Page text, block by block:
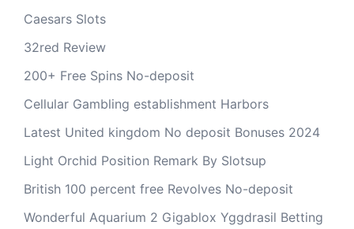
Caesars Slots
32red Review
200+ Free Spins No-deposit
Cellular Gambling establishment Harbors
Latest United kingdom No deposit Bonuses 2024
Light Orchid Position Remark By Slotsup
British 100 percent free Revolves No-deposit
Wonderful Aquarium 2 Gigablox Yggdrasil Betting